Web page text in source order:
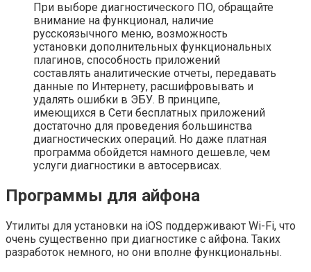
При выборе диагностического ПО, обращайте
внимание на функционал, наличие
русскоязычного меню, возможность
установки дополнительных функциональных
плагинов, способность приложений
составлять аналитические отчеты, передавать
данные по Интернету, расшифровывать и
удалять ошибки в ЭБУ. В принципе,
имеющихся в Сети бесплатных приложений
достаточно для проведения большинства
диагностических операций. Но даже платная
программа обойдется намного дешевле, чем
услуги диагностики в автосервисах.
Программы для айфона
Утилиты для установки на iOS поддерживают Wi-Fi, что
очень существенно при диагностике с айфона. Таких
разработок немного, но они вполне функциональны.